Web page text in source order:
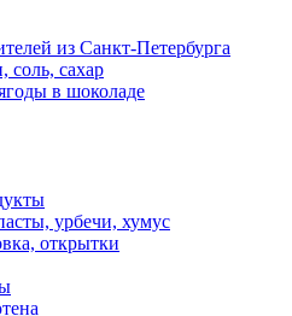
из Санкт-Петербурга
соль, сахар
в шоколаде
урбечи, хумус
открытки